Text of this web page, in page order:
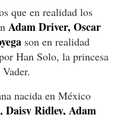
que en realidad los
Adam Driver, Oscar
son en realidad
Han Solo, la princesa
nacida en México
Daisy Ridley, Adam